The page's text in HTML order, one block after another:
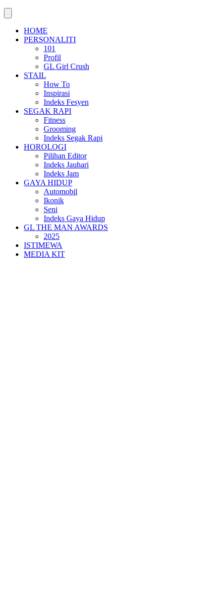
HOME
PERSONALITI
101
Profil
GL Girl Crush
STAIL
How To
Inspirasi
Indeks Fesyen
SEGAK RAPI
Fitness
Grooming
Indeks Segak Rapi
HOROLOGI
Pilihan Editor
Indeks Jauhari
Indeks Jam
GAYA HIDUP
Automobil
Ikonik
Seni
Indeks Gaya Hidup
GL THE MAN AWARDS
2025
ISTIMEWA
MEDIA KIT